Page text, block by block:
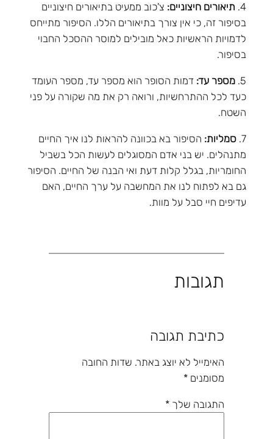
4. תיאורים חיצוניים: צ'כוב ממעיט בתיאורים חיצוניים
בסיפור זה, כי אין צורך בתיאורים הללו. הסיפור מתייחס
לדמויות הראשיות כאל מובילים למוסר ההסכל החבוי
בסיפור.
5. מספר עד: דמות הסופר הוא מספר עד, מספר העומד
כעד לכל ההתרחשיות, ורואה רק את מה שקורה על פני
השטח.
7. סמליות: הסיפור בא בכוונה להראות לנו איך החיים
מתנהלים. יש בני אדם המסוגלים לעשות הכל בשביל
החומריות, בגלל קלות דעת ואי הבנה של החיים. הסיפור
גם בא לפתוח לנו את המחשבה על ערך החיים, האם
עדיפים חיי סבל על מוות.
תגובות
כתיבת תגובה
האימייל לא יוצג באתר. שדות החובה
מסומנים *
התגובה שלך *